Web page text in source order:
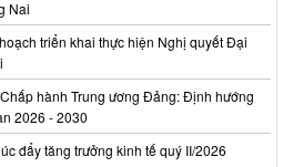
Nai
triển khai thực hiện Nghị quyết Đại
hành Trung ương Đảng: Định hướng
2026 - 2030
đẩy tăng trưởng kinh tế quý II/2026